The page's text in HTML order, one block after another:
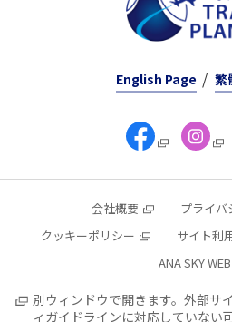
English Page 繁
会社概要
プライバ
クッキーポリシー
サイト利
ANA SKY WEB
別ウィンドウで開きます。外部サ
ィガイドラインに対応していない